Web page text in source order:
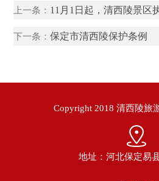
上一条： 11月1日起，清西陵景区
下一条：保定市清西陵保护条例
Copyright 2018 清西陵旅
地址：河北保定易